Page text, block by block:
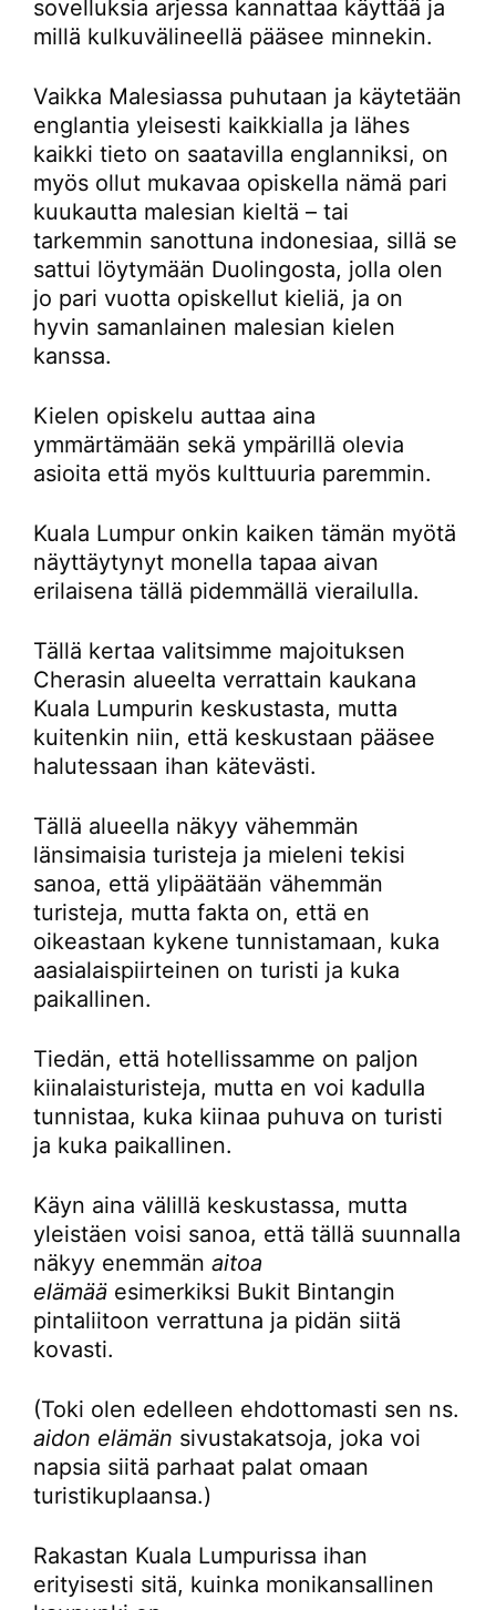
sovelluksia arjessa kannattaa käyttää ja
millä kulkuvälineellä pääsee minnekin.
Vaikka Malesiassa puhutaan ja käytetään
englantia yleisesti kaikkialla ja lähes
kaikki tieto on saatavilla englanniksi, on
myös ollut mukavaa opiskella nämä pari
kuukautta malesian kieltä – tai
tarkemmin sanottuna indonesiaa, sillä se
sattui löytymään Duolingosta, jolla olen
jo pari vuotta opiskellut kieliä, ja on
hyvin samanlainen malesian kielen
kanssa.
Kielen opiskelu auttaa aina
ymmärtämään sekä ympärillä olevia
asioita että myös kulttuuria paremmin.
Kuala Lumpur onkin kaiken tämän myötä
näyttäytynyt monella tapaa aivan
erilaisena tällä pidemmällä vierailulla.
Tällä kertaa valitsimme majoituksen
Cherasin alueelta verrattain kaukana
Kuala Lumpurin keskustasta, mutta
kuitenkin niin, että keskustaan pääsee
halutessaan ihan kätevästi.
Tällä alueella näkyy vähemmän
länsimaisia turisteja ja mieleni tekisi
sanoa, että ylipäätään vähemmän
turisteja, mutta fakta on, että en
oikeastaan kykene tunnistamaan, kuka
aasialaispiirteinen on turisti ja kuka
paikallinen.
Tiedän, että hotellissamme on paljon
kiinalaisturisteja, mutta en voi kadulla
tunnistaa, kuka kiinaa puhuva on turisti
ja kuka paikallinen.
Käyn aina välillä keskustassa, mutta
yleistäen voisi sanoa, että tällä suunnalla
näkyy enemmän aitoa
elämää esimerkiksi Bukit Bintangin
pintaliitoon verrattuna ja pidän siitä
kovasti.
(Toki olen edelleen ehdottomasti sen ns.
aidon elämän sivustakatsoja, joka voi
napsia siitä parhaat palat omaan
turistikuplaansa.)
Rakastan Kuala Lumpurissa ihan
erityisesti sitä, kuinka monikansallinen